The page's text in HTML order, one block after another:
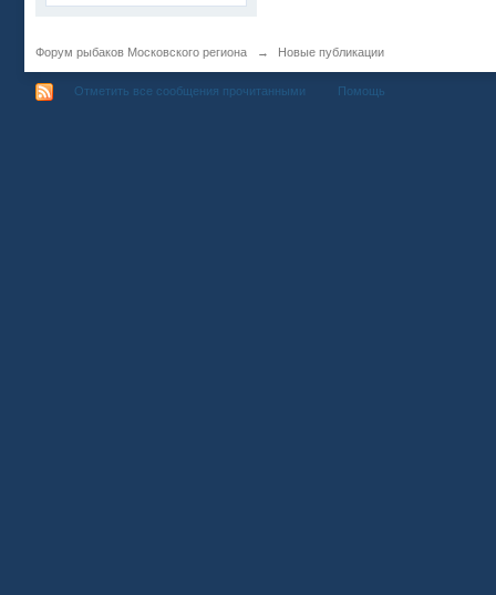
Форум рыбаков Московского региона → Новые публикации
Отметить все сообщения прочитанными Помощь